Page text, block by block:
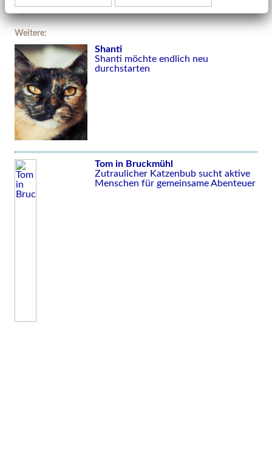
Weitere:
Shanti
Shanti möchte endlich neu
durchstarten
Tom in Bruckmühl
Zutraulicher Katzenbub sucht aktive
Menschen für gemeinsame Abenteuer